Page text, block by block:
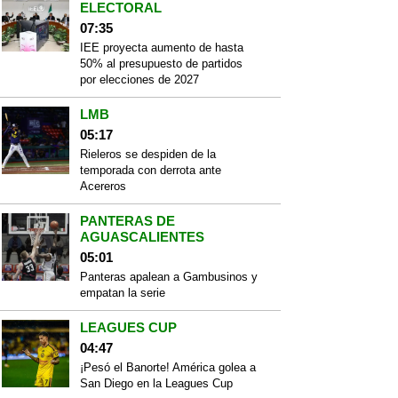
ELECTORAL
07:35
IEE proyecta aumento de hasta
50% al presupuesto de partidos
por elecciones de 2027
LMB
05:17
Rieleros se despiden de la
temporada con derrota ante
Acereros
PANTERAS DE
AGUASCALIENTES
05:01
Panteras apalean a Gambusinos y
empatan la serie
LEAGUES CUP
04:47
¡Pesó el Banorte! América golea a
San Diego en la Leagues Cup